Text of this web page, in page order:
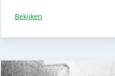
Bekijken